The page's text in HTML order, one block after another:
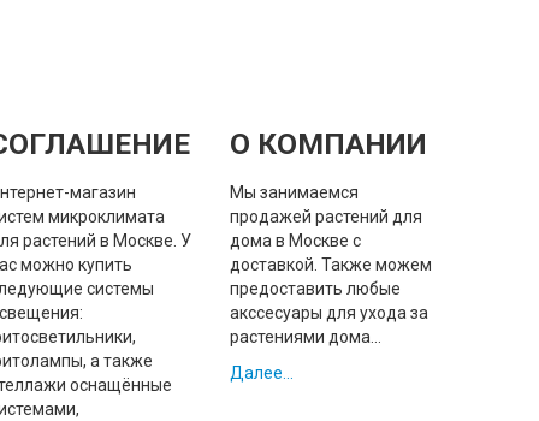
магазин
микроклимата
растений в Москве. У
можно купить
системы
а также
оснащённые
О КОМПАНИИ
Мы занимаемся
продажей растений для
дома в Москве с
доставкой. Также можем
предоставить любые
акссесуары для ухода за
растениями дома...
Далее...